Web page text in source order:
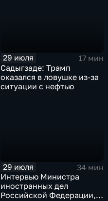
29 июля
17 мин
Садыгзаде: Трамп
оказался в ловушке из-за
ситуации с нефтью
29 июля
34 мин
Интервью Министра
иностранных дел
Российской Федерации,